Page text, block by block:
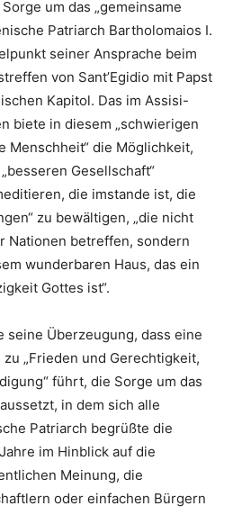
um das „gemeinsame
Patriarch Bartholomaios I.
seiner Ansprache beim
von Sant’Egidio mit Papst
Kapitol. Das im Assisi-
biete in diesem „schwierigen
Menschheit“ die Möglichkeit,
Gesellschaft“
die imstande ist, die
zu bewältigen, „die nicht
Nationen betreffen, sondern
wunderbaren Haus, das ein
Gottes ist“.
seine Überzeugung, dass eine
„Frieden und Gerechtigkeit,
führt, die Sorge um das
in dem sich alle
Patriarch begrüßte die
im Hinblick auf die
Meinung, die
oder einfachen Bürgern